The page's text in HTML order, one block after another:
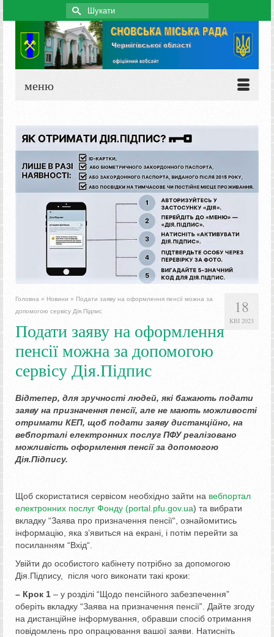
Search
for:
меню
18
КВІ 2023
Головна » Новини » Подати заяву на оформлення пенсії можна за
допомогою сервісу Дія.Підпис
Подати заяву на оформлення
пенсії можна за допомогою
сервісу Дія.Підпис
Відтепер, для зручності людей, які бажають подати
заяву на призначення пенсії, але не мають можливості
отримати КЕП, щоб подати заяву дистанційно, на
вебпорталі електронних послуг ПФУ реалізовано
можливість оформлення пенсії за допомогою
Дія.Підпису.
Щоб скористатися сервісом необхідно зайти на вебпортал
електронних послуг Фонду (portal.pfu.gov.ua) та вибрати
вкладку “Заява про призначення пенсії“, ознайомитись
інформацію, яка з’явиться на екрані, і потім перейти за
посиланням “Вхід“.
Увійти до особистого кабінету потрібно за допомогою
Дія.Підпису, після чого виконати такі кроки:
– Крок 1 – у розділі “Щодо пенсійного забезпечення”
оберіть вкладку “Заява на призначення пенсії”. Дайте згоду
на дистанційне інформування, обравши спосіб отримання
повідомлень про опрацювання вашої заяви. Натисніть